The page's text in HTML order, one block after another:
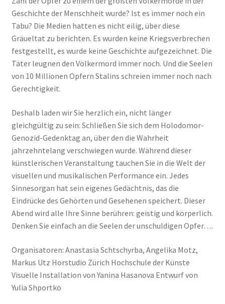
Geschichte der Menschheit wurde? Ist es immer noch ein
Tabu? Die Medien hatten es nicht eilig, über diese
Gräueltat zu berichten. Es wurden keine Kriegsverbrechen
festgestellt, es wurde keine Geschichte aufgezeichnet. Die
Täter leugnen den Völkermord immer noch. Und die Seelen
von 10 Millionen Opfern Stalins schreien immer noch nach
Gerechtigkeit.
Deshalb laden wir Sie herzlich ein, nicht länger
gleichgültig zu sein: Schließen Sie sich dem Holodomor-
Genozid-Gedenktag an, über den die Wahrheit
jahrzehntelang verschwiegen wurde. Während dieser
künstlerischen Veranstaltung tauchen Sie in die Welt der
visuellen und musikalischen Performance ein. Jedes
Sinnesorgan hat sein eigenes Gedächtnis, das die
Eindrücke des Gehörten und Gesehenen speichert. Dieser
Abend wird alle Ihre Sinne berühren: geistig und körperlich.
Denken Sie einfach an die Seelen der unschuldigen Opfer….
Organisatoren: Anastasia Schtschyrba, Angelika Motz,
Markus Utz Horstudio Zürich Hochschule der Künste
Visuelle Installation von Yanina Hasanova Entwurf von
Yulia Shportko